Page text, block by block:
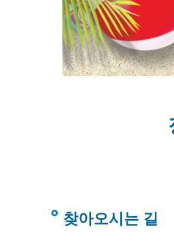
찾아오시는 길